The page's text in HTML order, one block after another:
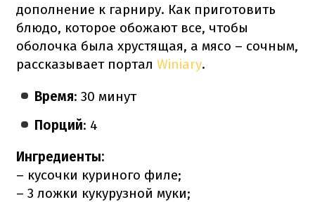
дополнение к гарниру. Как приготовить
блюдо, которое обожают все, чтобы
оболочка была хрустящая, а мясо – сочным,
рассказывает портал Winiary.
Время: 30 минут
Порций: 4
Ингредиенты:
– кусочки куриного филе;
– 3 ложки кукурузной муки;